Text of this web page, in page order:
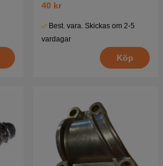
40 kr
Best. vara. Skickas om 2-5
vardagar
Köp